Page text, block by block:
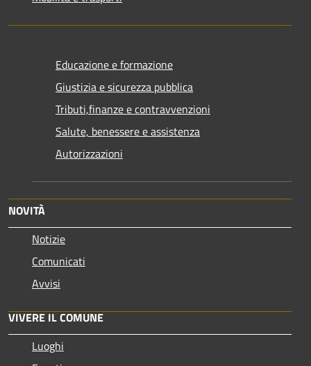
Educazione e formazione
Giustizia e sicurezza pubblica
Tributi,finanze e contravvenzioni
Salute, benessere e assistenza
Autorizzazioni
NOVITÀ
Notizie
Comunicati
Avvisi
VIVERE IL COMUNE
Luoghi